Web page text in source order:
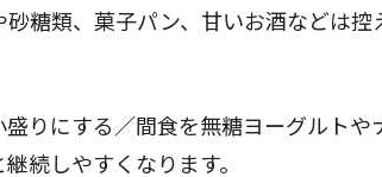
糖類、菓子パン、甘いお酒などは控
りにする／間食を無糖ヨーグルトや
続しやすくなります。